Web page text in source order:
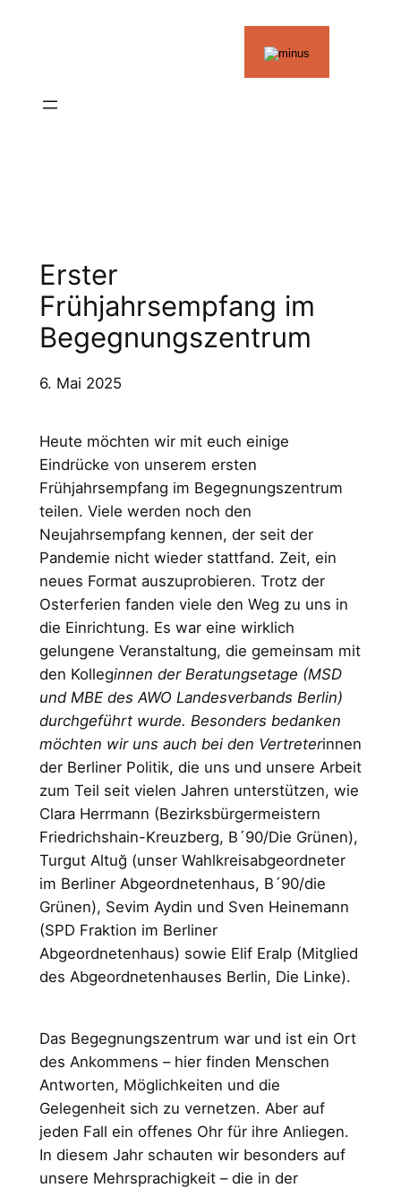
Erster
Frühjahrsempfang im
Begegnungszentrum
6. Mai 2025
Heute möchten wir mit euch einige
Eindrücke von unserem ersten
Frühjahrsempfang im Begegnungszentrum
teilen. Viele werden noch den
Neujahrsempfang kennen, der seit der
Pandemie nicht wieder stattfand. Zeit, ein
neues Format auszuprobieren. Trotz der
Osterferien fanden viele den Weg zu uns in
die Einrichtung. Es war eine wirklich
gelungene Veranstaltung, die gemeinsam mit
den Kolleginnen der Beratungsetage (MSD
und MBE des AWO Landesverbands Berlin)
durchgeführt wurde. Besonders bedanken
möchten wir uns auch bei den Vertreterinnen
der Berliner Politik, die uns und unsere Arbeit
zum Teil seit vielen Jahren unterstützen, wie
Clara Herrmann (Bezirksbürgermeistern
Friedrichshain-Kreuzberg, B´90/Die Grünen),
Turgut Altuğ (unser Wahlkreisabgeordneter
im Berliner Abgeordnetenhaus, B´90/die
Grünen), Sevim Aydin und Sven Heinemann
(SPD Fraktion im Berliner
Abgeordnetenhaus) sowie Elif Eralp (Mitglied
des Abgeordnetenhauses Berlin, Die Linke).
Das Begegnungszentrum war und ist ein Ort
des Ankommens – hier finden Menschen
Antworten, Möglichkeiten und die
Gelegenheit sich zu vernetzen. Aber auf
jeden Fall ein offenes Ohr für ihre Anliegen.
In diesem Jahr schauten wir besonders auf
unsere Mehrsprachigkeit – die in der